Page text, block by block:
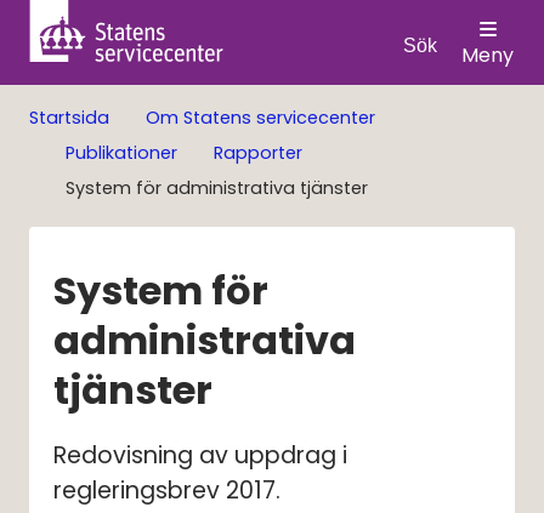
Sök Meny
Startsida
Om Statens servicecenter
Publikationer
Rapporter
System för administrativa tjänster
System för
administrativa
tjänster
Redovisning av uppdrag i
regleringsbrev 2017.